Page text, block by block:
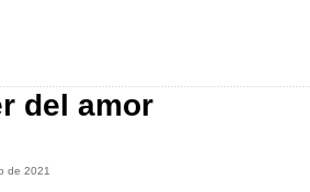
del amor
de 2021